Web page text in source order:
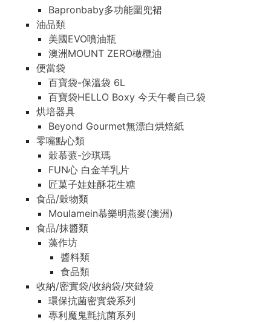
Bapronbaby多功能圍兜裙
油品類
美國EVO噴油瓶
澳洲MOUNT ZERO橄欖油
便當袋
百寶袋-保溫袋 6L
百寶袋HELLO Boxy 今天午餐自己袋
烘培器具
Beyond Gourmet無漂白烘焙紙
零嘴點心類
穀慕蒎-沙琪瑪
FUN心 白金羊乳片
匠菓子娃娃酥花生糖
食品/穀物類
Moulamein慕樂明燕麥(澳洲)
食品/抹醬類
藻作坊
醬料類
食品類
收納/密實袋/收納袋/夾鏈袋
環保抗菌密實袋系列
專利魔鬼氈抗菌系列